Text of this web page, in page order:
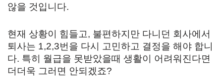
않을 것입니다.
현재 상황이 힘들고, 불편하지만 다니던 회사에서
퇴사는 1,2,3번을 다시 고민하고 결정을 해야 합니
다. 특히 월급을 못받았을때 생활이 어려워진다면
더더욱 그러면 안되겠죠?